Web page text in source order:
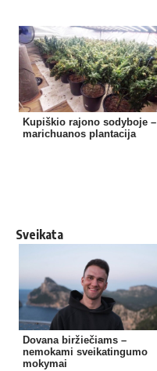
Kupiškio rajono sodyboje –
marichuanos plantacija
Sveikata
Dovana biržiečiams –
nemokami sveikatingumo
mokymai